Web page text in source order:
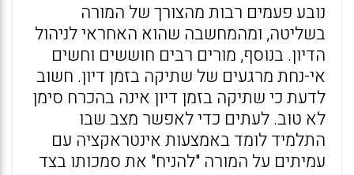
נובע פעמים רבות מהצורך של המורה
בשליטה, ומהמחשבה שהוא האחראי לניהול
הדיון. בנוסף, מורים רבים חוששים וחשים
אי-נחת מרגעים של שתיקה בזמן דיון. חשוב
לדעת כי שתיקה בזמן דיון אינה בהכרח סימן
לא טוב. לעתים כדי לאפשר מצב שבו
התלמיד לומד באמצעות אינטראקציה עם
עמיתים על המורה "להניח" את סמכותו בצד